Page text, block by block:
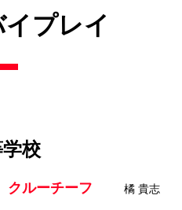
プレイ
校
クルーチーフ 橘 貴志